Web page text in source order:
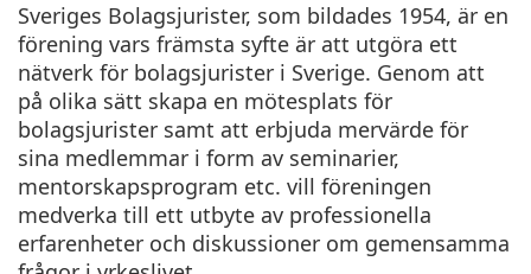
Sveriges Bolagsjurister, som bildades 1954, är en
förening vars främsta syfte är att utgöra ett
nätverk för bolagsjurister i Sverige. Genom att
på olika sätt skapa en mötesplats för
bolagsjurister samt att erbjuda mervärde för
sina medlemmar i form av seminarier,
mentorskapsprogram etc. vill föreningen
medverka till ett utbyte av professionella
erfarenheter och diskussioner om gemensamma